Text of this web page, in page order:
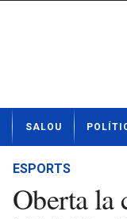
t
SALOU
ESPORTS
Oberta la